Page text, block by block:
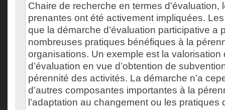
Chaire de recherche en termes d'évaluation,
prenantes ont été activement impliquées.
que la démarche d’évaluation participative a
nombreuses pratiques bénéfiques à la
organisations. Un exemple est la valorisation
d’évaluation en vue d’obtention de
pérennité des activités. La démarche n’a
d’autres composantes importantes à la
l’adaptation au changement ou les pratiques